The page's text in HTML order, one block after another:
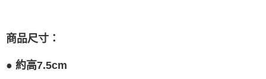
【注意事項】
用戶於交易時，得透過本服務購買商品或服務，並由商店將買賣／分期付款
３．收到繳費通知簡訊後14天內，點擊此簡訊中的連結，可透過四大超商／
ATM／網路銀行／等多元方式進行付款，方視為交易完成。
購買商品的店家。未經商家同意取消之訂單仍視為有效，需透過AFTEE先享
每筆NT$100，滿NT$1,200(含以上)免運費
商品尺寸 ：
● 約高7.5cm